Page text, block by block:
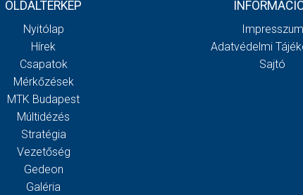
OLDALTÉRKÉP
Nyitólap
Hírek
Csapatok
Mérkőzések
MTK Budapest
Múltidézés
Stratégia
Vezetőség
Gedeon
Galéria
Impresszum
Adatvédelmi
Sajtó